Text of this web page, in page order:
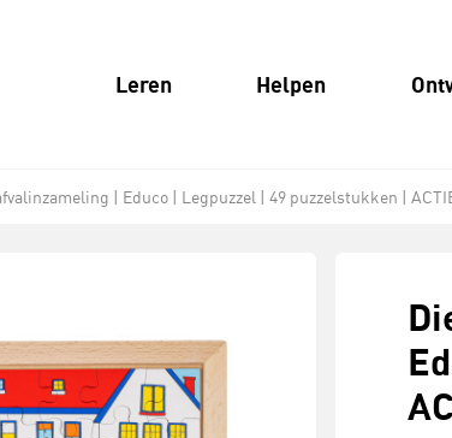
Leren Helpen
| Educo | Legpuzzel | 49 puzzelstukken |